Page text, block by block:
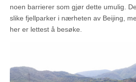
noen barrierer som gjør dette umulig.
slike fjellparker i nærheten av Beijing,
her er lettest å besøke.